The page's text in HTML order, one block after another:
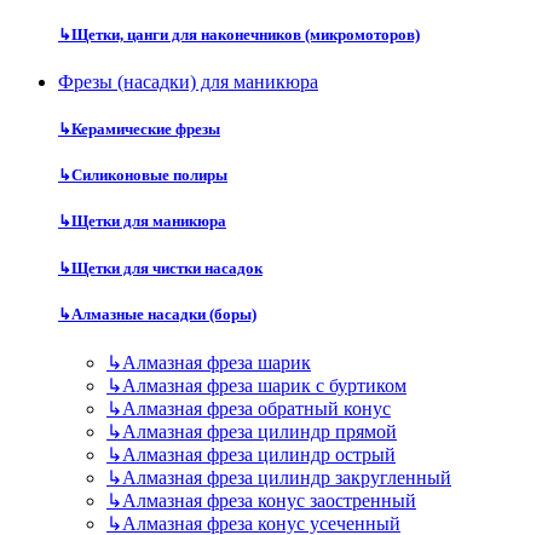
↳Щетки, цанги для наконечников (микромоторов)
Фрезы (насадки) для маникюра
↳Керамические фрезы
↳Силиконовые полиры
↳Щетки для маникюра
↳Щетки для чистки насадок
↳Алмазные насадки (боры)
↳Алмазная фреза шарик
↳Алмазная фреза шарик с буртиком
↳Алмазная фреза обратный конус
↳Алмазная фреза цилиндр прямой
↳Алмазная фреза цилиндр острый
↳Алмазная фреза цилиндр закругленный
↳Алмазная фреза конус заостренный
↳Алмазная фреза конус усеченный